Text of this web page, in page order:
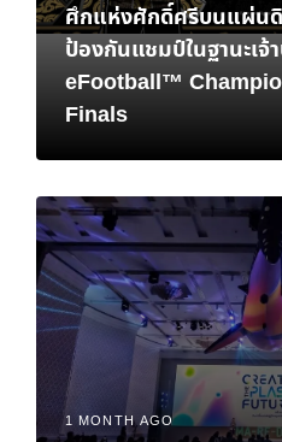
ศึกแห่งศักดิ์ศรีบนแผ่น
ป้องกันแชมป์ในฐานะเจ้
eFootball™
Finals
1 MONTH AGO